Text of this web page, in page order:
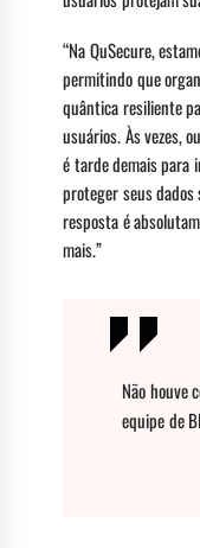
“Na QuSecure,
permitindo que
quântica resiliente
usuários. Às vezes,
é tarde demais para
proteger seus dados
resposta é
mais.”
Não houve
equipe de